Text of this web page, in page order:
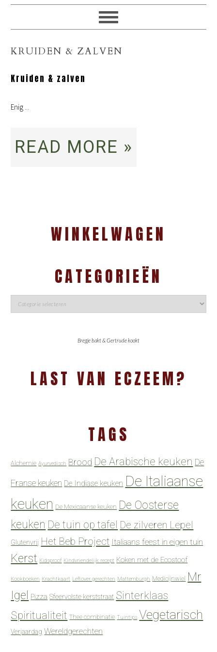
KRUIDEN & ZALVEN
Kruiden & zalven
Enig ...
READ MORE »
WINKELWAGEN
CATEGORIEËN
Bregje bakt & Gertrude kookt
LAST VAN ECZEEM?
TAGS
Alchemie Ayurvedisch Brood De Arabische keuken De
Franse keuken De Indiase keuken De Italiaanse
keuken De Mexicaanse keuken De Oosterse
keuken De tuin op tafel De zilveren Lepel
Glutenvrij Het Beb Project Italiaans feest in eigen tuin
Kerst Kidsproof Kindvriendelijk recept Koken met de Ecostoof
Kookboeken Krachtkaart Leftover gerechten Mattemburgh Medicijnwiel Mr
Igel
Pizza Sfeervolste kerststraat Sinterklaas
Spiritualiteit Thee combinatie Tuintips Vegetarisch
Verjaardag Wereldgerechten